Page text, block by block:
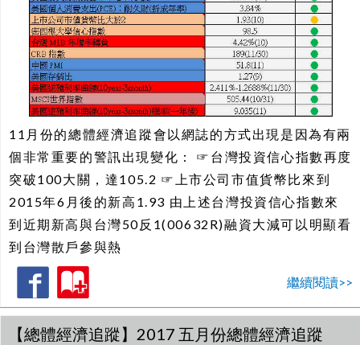
11月份的總體經濟追蹤會以網誌的方式出現是因為有兩
個非常重要的警訊出現變化： ☞台灣投資信心指數再度
突破100大關，達105.2 ☞上市公司市值貨幣比來到
2015年6月後的新高1.93 由上述台灣投資信心指數來
到近期新高與台灣50反1(00632R)融資大減可以明顯看
到台灣散戶參與熱
繼續閱讀>>
【總體經濟追蹤】2017 五月份總體經濟追蹤